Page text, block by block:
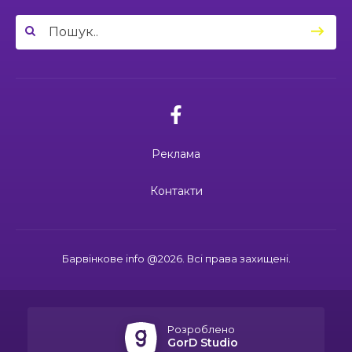
04:27
Барвінківського ліцею №1 пройшли фахове
Спільними зусиллями заради дітей: у
Барвінковому створили сучасний творчий
липня вшановуємо пам’ять Миколи
Поки звучить материнська молитва,
живе пам’ять
життя зупинився на цифрі 24
Барвінкове info @2026. Всі права захищені.
Реклама
Контакти
Розроблено
GorD Studio